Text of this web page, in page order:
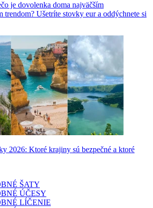
je dovolenka doma najväčším
trendom? Ušetríte stovky eur a oddýchnete si
2026: Ktoré krajiny sú bezpečné a ktoré
ŠATY
ÚČESY
LÍČENIE